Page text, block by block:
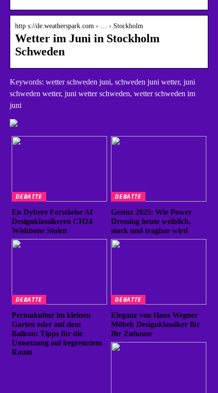
http s://de.weatherspark.com › … › Stockholm
Wetter im Juni in Stockholm
Schweden
Keywords: wetter schweden juni, schweden juni wetter, juni
schweden wetter, juni wetter schweden, wetter schweden im
juni
DEBATTE
En Dybere Forståelse Af
Designklassikeren CH24
Wishbone Stolen
DEBATTE
Gestuz 2025: Wie Power
Dressing heute weiblich,
stark und tragbar wird
DEBATTE
Permakultur im kleinen
Garten oder auf dem
Balkon: Tipps für die
Umsetzung auf begrenztem
Raum
DEBATTE
Eleganz von Hans Wegner
Möbel: Designklassiker für
Ihr Zuhause